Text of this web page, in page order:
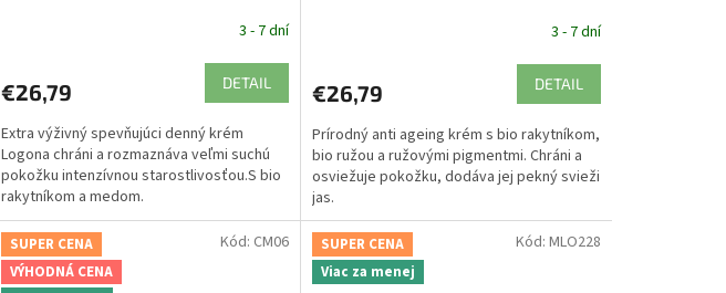
3 - 7 dní
€26,79 DETAIL
Extra výživný spevňujúci denný krém
Logona chráni a rozmaznáva veľmi suchú
pokožku intenzívnou starostlivosťou.S bio
rakytníkom a medom.
3 - 7 dní
€26,79 DETAIL
Prírodný anti ageing krém s bio rakytníkom,
bio ružou a ružovými pigmentmi. Chráni a
osviežuje pokožku, dodáva jej pekný svieži
jas.
SUPER CENA
VÝHODNÁ CENA
Kód: CM06
SUPER CENA
Viac za menej
Kód: MLO228